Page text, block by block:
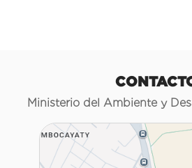
Ministerio del Ambiente y